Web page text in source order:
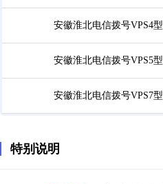
安徽淮北电信拨号VPS4型
安徽淮北电信拨号VPS5型
安徽淮北电信拨号VPS7型
特别说明